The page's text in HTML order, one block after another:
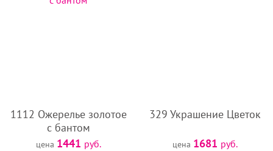
1112 Ожерелье золотое
с бантом
цена 1441 руб.
329 Украшение Цветок
цена 1681 руб.